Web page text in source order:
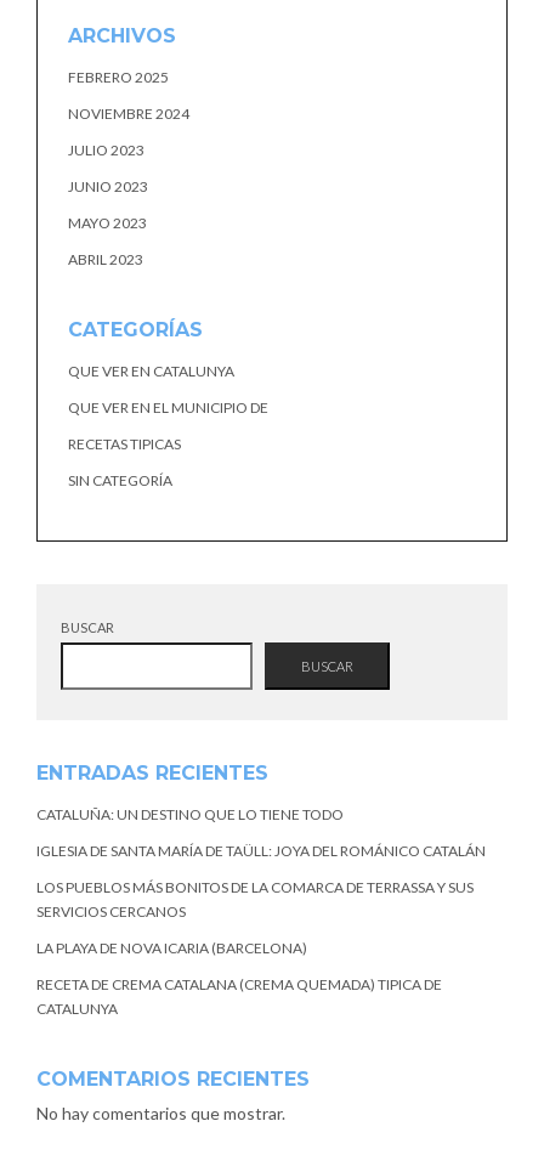
ARCHIVOS
FEBRERO 2025
NOVIEMBRE 2024
JULIO 2023
JUNIO 2023
MAYO 2023
ABRIL 2023
CATEGORÍAS
QUE VER EN CATALUNYA
QUE VER EN EL MUNICIPIO DE
RECETAS TIPICAS
SIN CATEGORÍA
BUSCAR
BUSCAR
ENTRADAS RECIENTES
CATALUÑA: UN DESTINO QUE LO TIENE TODO
IGLESIA DE SANTA MARÍA DE TAÜLL: JOYA DEL ROMÁNICO CATALÁN
LOS PUEBLOS MÁS BONITOS DE LA COMARCA DE TERRASSA Y SUS
SERVICIOS CERCANOS
LA PLAYA DE NOVA ICARIA (BARCELONA)
RECETA DE CREMA CATALANA (CREMA QUEMADA) TIPICA DE
CATALUNYA
COMENTARIOS RECIENTES
No hay comentarios que mostrar.